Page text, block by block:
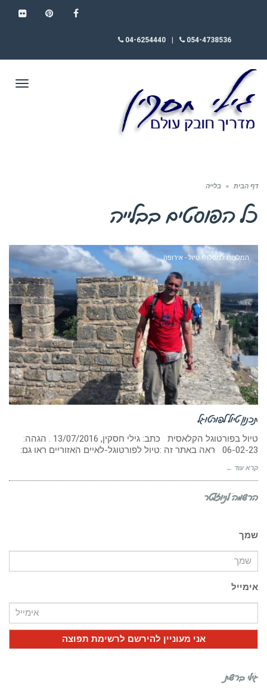
054-4738536
04-6254440
דף הבית » בלייה
כל הפוסטים בבלייה
המלצות למסלולי טיול - אירופה
תכנון טיול לפורטוגל
טיול בפורטוגל הקלאסית כתב: גילי חסקין, 13/07/2016 . הגהה:
06-02-23 ראה באתר זה :טיול לפורטוגל-לאיים האזוריים ראו גם:
קרא עוד ←
הרשמה לניוזלטר
שמך
אימייל
גילי ברשת